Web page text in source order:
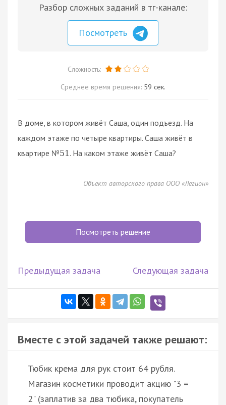
Разбор сложных заданий в тг-канале:
Посмотреть
Сложность:
Среднее время решения: 59 сек.
В доме, в котором живёт Саша, один подъезд. На
каждом этаже по четыре квартиры. Саша живёт в
квартире №51 . На каком этаже живёт Саша?
Объект авторского права ООО «Легион»
Посмотреть решение
Предыдущая задача Следующая задача
Вместе с этой задачей также решают:
Тюбик крема для рук стоит 64 рубля.
Магазин косметики проводит акцию "3 =
2" (заплатив за два тюбика, покупатель